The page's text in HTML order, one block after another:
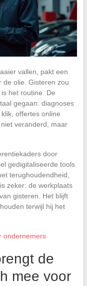
vallen, pakt een
de olie. Gisteren zou
het routine. De
gegaan: diagnoses
offertes online
veranderd, maar
door
gedigitaliseerde tools
terughoudendheid,
zeker: de werkplaats
gisteren. Het blijft
terwijl hij het
ondernemers
de
mee voor